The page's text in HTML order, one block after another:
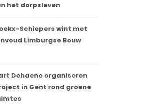
het dorpsleven
Schiepers wint met
Limburgse Bouw
Dehaene organiseren
in Gent rond groene